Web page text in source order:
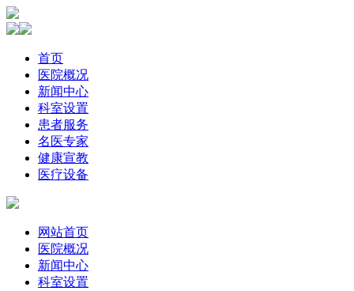
首页
医院概况
新闻中心
科室设置
患者服务
名医专家
健康宣教
医疗设备
网站首页
医院概况
新闻中心
科室设置